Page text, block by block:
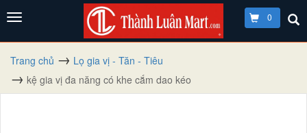
0
Trang chủ
Lọ gia vị - Tăn - Tiêu
kệ gia vị đa năng có khe cắm dao kéo